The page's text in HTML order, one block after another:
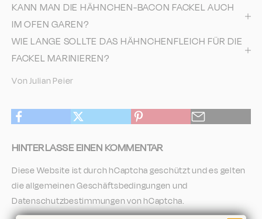
KANN MAN DIE HÄHNCHEN-BACON FACKEL AUCH
IM OFEN GAREN?
WIE LANGE SOLLTE DAS HÄHNCHENFLEICH FÜR DIE
FACKEL MARINIEREN?
Von Julian Peier
HINTERLASSE EINEN KOMMENTAR
Diese Website ist durch hCaptcha geschützt und es gelten
dieallgemeinen Geschäftsbedingungen und
Datenschutzbestimmungenvon hCaptcha.